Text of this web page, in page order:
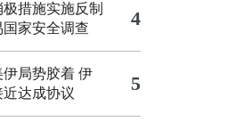
措施实施反制
家安全调查
4
局势胶着 伊
达成协议
5